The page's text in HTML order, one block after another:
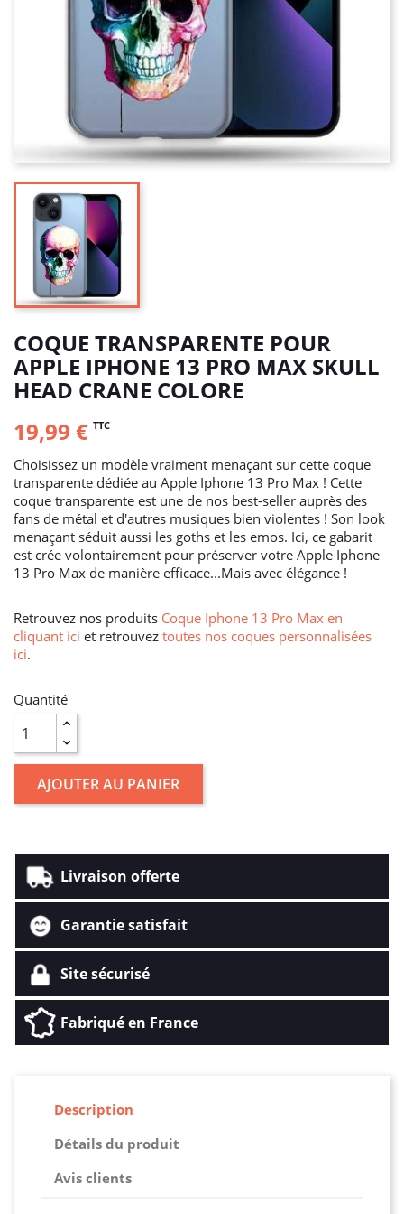
COQUE TRANSPARENTE POUR
APPLE IPHONE 13 PRO MAX SKULL
HEAD CRANE COLORE
19,99 € TTC
Choisissez un modèle vraiment menaçant sur cette coque
transparente dédiée au Apple Iphone 13 Pro Max ! Cette
coque transparente est une de nos best-seller auprès des
fans de métal et d'autres musiques bien violentes ! Son look
menaçant séduit aussi les goths et les emos. Ici, ce gabarit
est crée volontairement pour préserver votre Apple Iphone
13 Pro Max de manière efficace...Mais avec élégance !
Retrouvez nos produits Coque Iphone 13 Pro Max en
cliquant ici et retrouvez toutes nos coques personnalisées
ici.
Quantité
AJOUTER AU PANIER
Livraison offerte
Garantie satisfait
Site sécurisé
Fabriqué en France
Description
Détails du produit
Avis clients